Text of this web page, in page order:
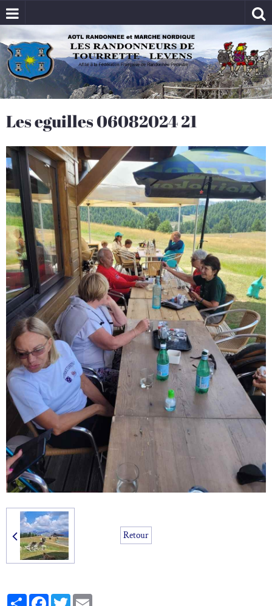
Les eguilles 06082024 21
Retour
PartagerFacebook
Twitter